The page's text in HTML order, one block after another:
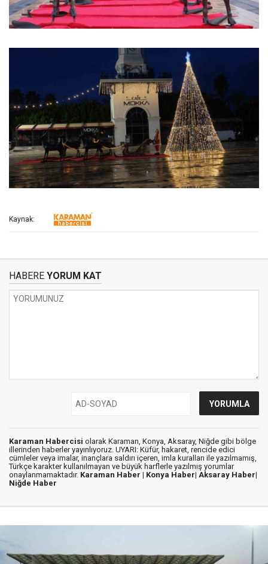
Kaynak:
HABERE YORUM KAT
Karaman Habercisi olarak Karaman, Konya, Aksaray, Niğde gibi bölge
illerinden haberler yayınlıyoruz. UYARI: Küfür, hakaret, rencide edici
cümleler veya imalar, inançlara saldırı içeren, imla kuralları ile yazılmamış,
Türkçe karakter kullanılmayan ve büyük harflerle yazılmış yorumlar
onaylanmamaktadır. Karaman Haber | Konya Haber| Aksaray Haber|
Niğde Haber